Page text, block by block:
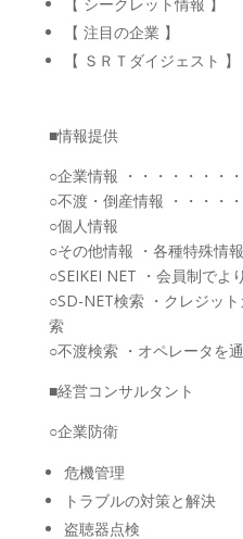
【 シークレット情報 】
【 注目の企業 】
【 ＳＲＴダイジェスト 】
■情報提供
○企業情報 ・・・・・・・
○不渡・倒産情報 ・・・・
○個人情報
○その他情報 ・各種特殊情
○SEIKEI NET ・会員制でよ
○SD-NET検索 ・クレジッ
索
○不渡検索 ・オペレータを
■経営コンサルタント
○企業防衛
危機管理
トラブルの対策と解決
盗聴器点検